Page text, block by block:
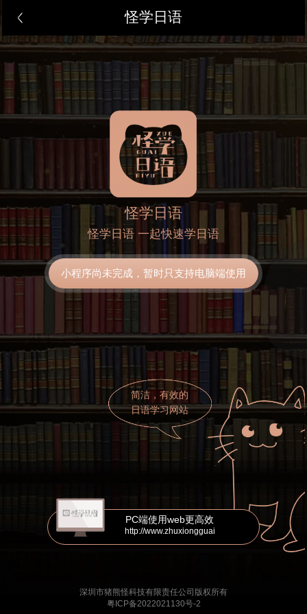
怪学日语
怪学日语
怪学日语 一起快速学日语
小程序尚未完成，暂时只支持电脑端使用
简洁，有效的
日语学习网站
PC端使用web更高效
http://www.zhuxiongguai
深圳市猪熊怪科技有限责任公司版权所有
粤ICP备2022021130号-2